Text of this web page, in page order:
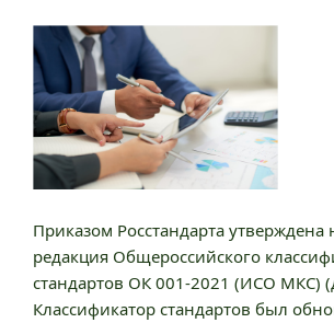
Приказом Росстандарта утверждена
редакция Общероссийского
стандартов ОК 001-2021 (ИСО МКС)
Классификатор стандартов был